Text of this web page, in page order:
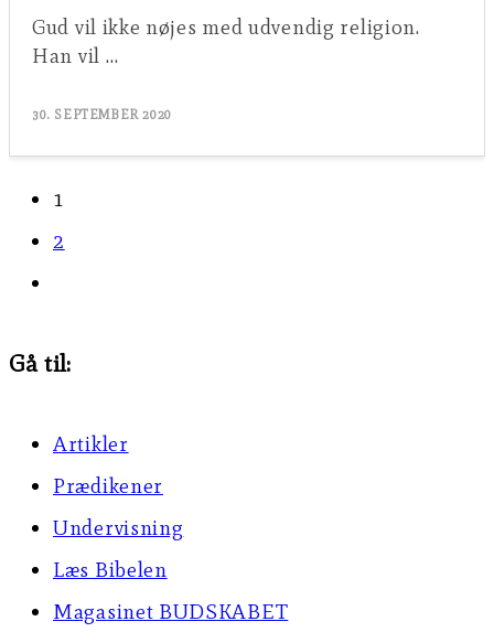
Gud vil ikke nøjes med udvendig religion.
Han vil …
30. SEPTEMBER 2020
1
2
the
page
Gå til:
Artikler
Prædikener
Undervisning
Læs Bibelen
Magasinet BUDSKABET